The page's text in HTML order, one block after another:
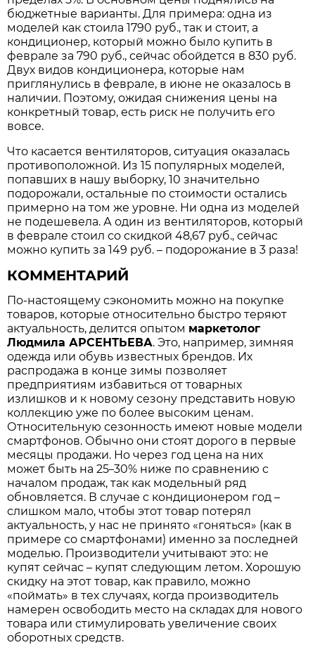
бюджетные варианты. Для примера: одна из
моделей как стоила 1790 руб., так и стоит, а
кондиционер, который можно было купить в
феврале за 790 руб., сейчас обойдется в 830 руб.
Двух видов кондиционера, которые нам
приглянулись в феврале, в июне не оказалось в
наличии. Поэтому, ожидая снижения цены на
конкретный товар, есть риск не получить его
вовсе.
Что касается вентиляторов, ситуация оказалась
противоположной. Из 15 популярных моделей,
попавших в нашу выборку, 10 значительно
подорожали, остальные по стоимости остались
примерно на том же уровне. Ни одна из моделей
не подешевела. А один из вентиляторов, который
в феврале стоил со скидкой 48,67 руб., сейчас
можно купить за 149 руб. – подорожание в 3 раза!
КОММЕНТАРИЙ
По-настоящему сэкономить можно на покупке
товаров, которые относительно быстро теряют
актуальность, делится опытом маркетолог
Людмила АРСЕНТЬЕВА. Это, например, зимняя
одежда или обувь известных брендов. Их
распродажа в конце зимы позволяет
предприятиям избавиться от товарных
излишков и к новому сезону представить новую
коллекцию уже по более высоким ценам.
Относительную сезонность имеют новые модели
смартфонов. Обычно они стоят дорого в первые
месяцы продажи. Но через год цена на них
может быть на 25–30% ниже по сравнению с
началом продаж, так как модельный ряд
обновляется. В случае с кондиционером год –
слишком мало, чтобы этот товар потерял
актуальность, у нас не принято «гоняться» (как в
примере со смартфонами) именно за последней
моделью. Производители учитывают это: не
купят сейчас – купят следующим летом. Хорошую
скидку на этот товар, как правило, можно
«поймать» в тех случаях, когда производитель
намерен освободить место на складах для нового
товара или стимулировать увеличение своих
оборотных средств.